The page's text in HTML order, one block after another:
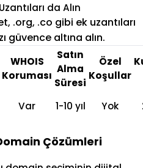
da Alın
.org, .co gibi ek uzantıları
güvence altına alın.
WHOIS
Koruması
Satın
Alma
Süresi
Özel
Koşullar
Var 1-10 yıl Yok
Çözümleri